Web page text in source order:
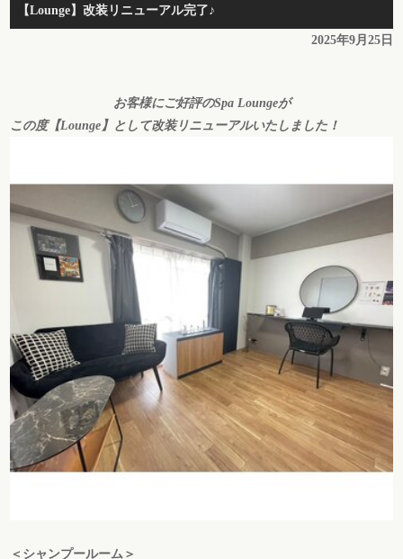
【Lounge】改装リニューアル完了♪
2025年9月25日
お客様にご好評のSpa Loungeが
この度【Lounge】として改装リニューアルいたしました！
＜シャンプールーム＞